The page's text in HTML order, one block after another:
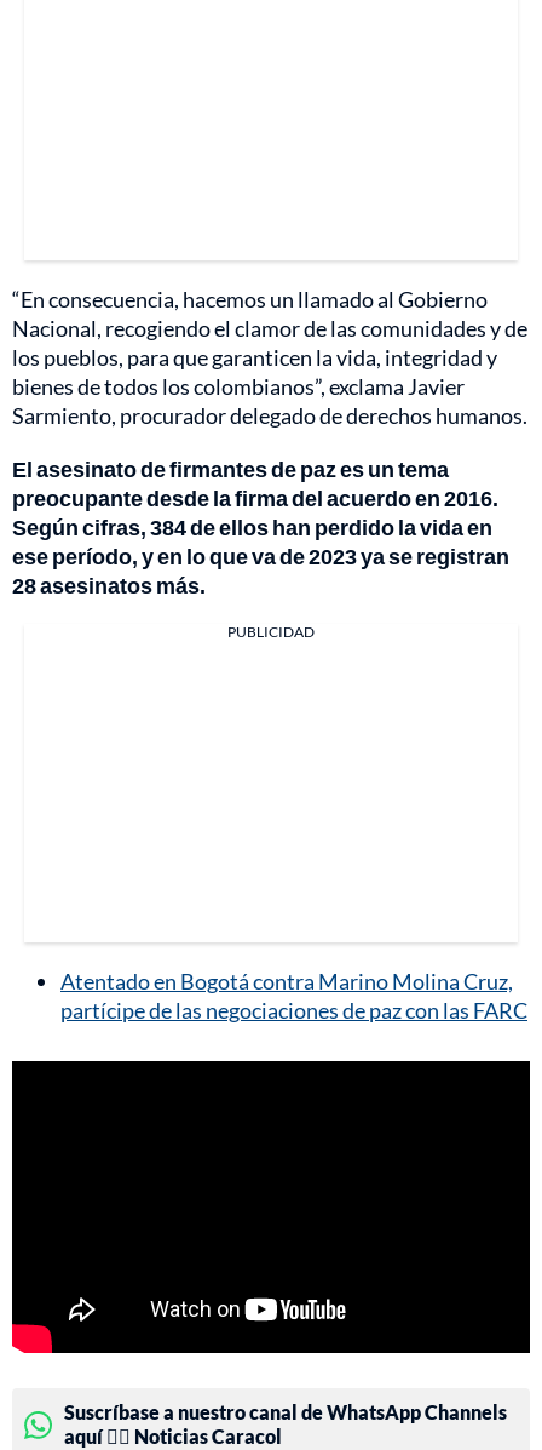
“En consecuencia, hacemos un llamado al Gobierno
Nacional, recogiendo el clamor de las comunidades y de
los pueblos, para que garanticen la vida, integridad y
bienes de todos los colombianos”, exclama Javier
Sarmiento, procurador delegado de derechos humanos.
El asesinato de firmantes de paz es un tema
preocupante desde la firma del acuerdo en 2016.
Según cifras, 384 de ellos han perdido la vida en
ese período, y en lo que va de 2023 ya se registran
28 asesinatos más.
PUBLICIDAD
Atentado en Bogotá contra Marino Molina Cruz,
partícipe de las negociaciones de paz con las FARC
Suscríbase a nuestro canal de WhatsApp Channels
aquí 👉🏻 Noticias Caracol